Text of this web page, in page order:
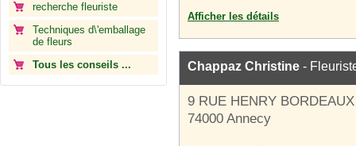
recherche fleuriste
Techniques d\'emballage
de fleurs
Tous les conseils ...
Afficher les détails
Chappaz Christine -
9 RUE HENRY BORDEAUX
74000 Annecy